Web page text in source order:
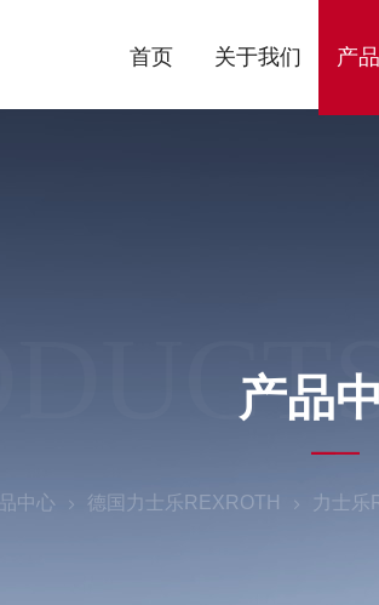
首页 关于我们 产
产品
中心 德国力士乐REXROTH 力士乐